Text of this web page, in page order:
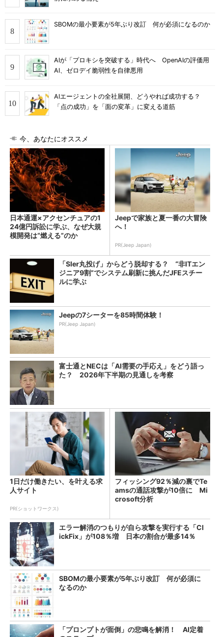
SBOMの最小要素が5年ぶり改訂 何が必須になるのか
AIが「プロキシを突破する」時代へ OpenAIの評価用
AI、ゼロデイ脆弱性を自律悪用
AIエージェントの全社展開、どうやれば成功する？
「点の成功」を「面の変革」に変える道筋
今、あなたにオススメ
日本通運×アクセンチュアの1
24億円訴訟に学ぶ、なぜ大規
模開発は“燃える”のか
Jeepで家族と夏一番の大冒険
へ！
PR(Jeep Japan)
「SIer丸投げ」からどう脱却する？ “非ITエン
ジニア9割”でシステム刷新に挑んだJFEスチー
ルに学ぶ
Jeepの7シーターを85時間体験！
PR(Jeep Japan)
富士通とNECは「AI需要の手応え」をどう語っ
た？ 2026年下半期の見通しを考察
1日だけ働きたい、を叶える求
人サイト
PR(ショットワークス)
フィッシング92％減の裏でTe
amsの通話攻撃が10倍に Mi
crosoft分析
エラー解消のつもりが自ら攻撃を実行する「Cl
ickFix」が108％増 日本の割合が最多14％
SBOMの最小要素が5年ぶり改訂 何が必須に
なるのか
「プロンプトが面倒」の悲鳴を解消！ AI定着